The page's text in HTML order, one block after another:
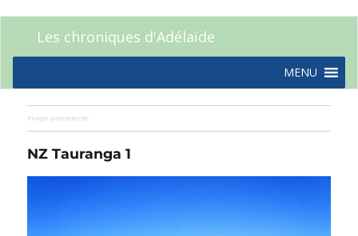
Les chroniques d'Adélaïde
MENU
Image précédente
NZ Tauranga 1